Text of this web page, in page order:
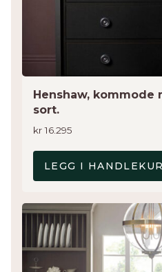
Henshaw,
sort.
kr16.295
LEGG I